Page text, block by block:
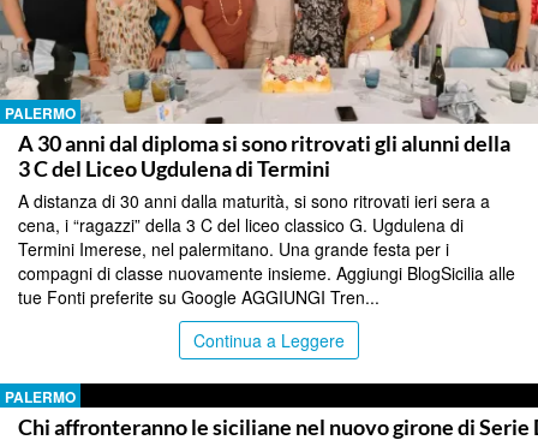
PALERMO
A 30 anni dal diploma si sono ritrovati gli alunni della
3 C del Liceo Ugdulena di Termini
A distanza di 30 anni dalla maturità, si sono ritrovati ieri sera a
cena, i “ragazzi” della 3 C del liceo classico G. Ugdulena di
Termini Imerese, nel palermitano. Una grande festa per i
compagni di classe nuovamente insieme. Aggiungi BlogSicilia alle
tue Fonti preferite su Google AGGIUNGI Tren...
Continua a Leggere
PALERMO
Chi affronteranno le siciliane nel nuovo girone di Serie